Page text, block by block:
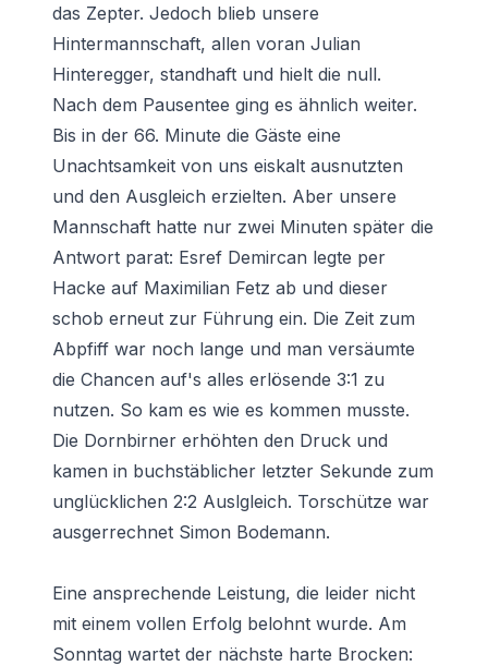
das Zepter. Jedoch blieb unsere
Hintermannschaft, allen voran Julian
Hinteregger, standhaft und hielt die null.
Nach dem Pausentee ging es ähnlich weiter.
Bis in der 66. Minute die Gäste eine
Unachtsamkeit von uns eiskalt ausnutzten
und den Ausgleich erzielten. Aber unsere
Mannschaft hatte nur zwei Minuten später die
Antwort parat: Esref Demircan legte per
Hacke auf Maximilian Fetz ab und dieser
schob erneut zur Führung ein. Die Zeit zum
Abpfiff war noch lange und man versäumte
die Chancen auf's alles erlösende 3:1 zu
nutzen. So kam es wie es kommen musste.
Die Dornbirner erhöhten den Druck und
kamen in buchstäblicher letzter Sekunde zum
unglücklichen 2:2 Auslgleich. Torschütze war
ausgerrechnet Simon Bodemann.
Eine ansprechende Leistung, die leider nicht
mit einem vollen Erfolg belohnt wurde. Am
Sonntag wartet der nächste harte Brocken: